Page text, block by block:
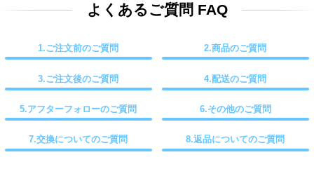
よくあるご質問 FAQ
1.ご注文前のご質問 2.商品のご質問
3.ご注文後のご質問 4.配送のご質問
5.アフターフォローのご質問 6.その他のご質問
7.交換についてのご質問 8.返品についてのご質問